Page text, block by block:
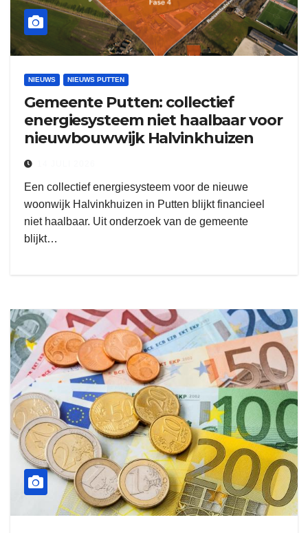
NIEUWS NIEUWS PUTTEN
Gemeente Putten: collectief
energiesysteem niet haalbaar voor
nieuwbouwwijk Halvinkhuizen
Een collectief energiesysteem voor de nieuwe
woonwijk Halvinkhuizen in Putten blijkt financieel
niet haalbaar. Uit onderzoek van de gemeente
blijkt…